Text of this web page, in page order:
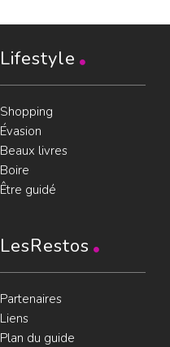
Lifestyle
Shopping
Évasion
Beaux livres
Boire
Être guidé
LesRestos
Partenaires
Liens
Plan du guide